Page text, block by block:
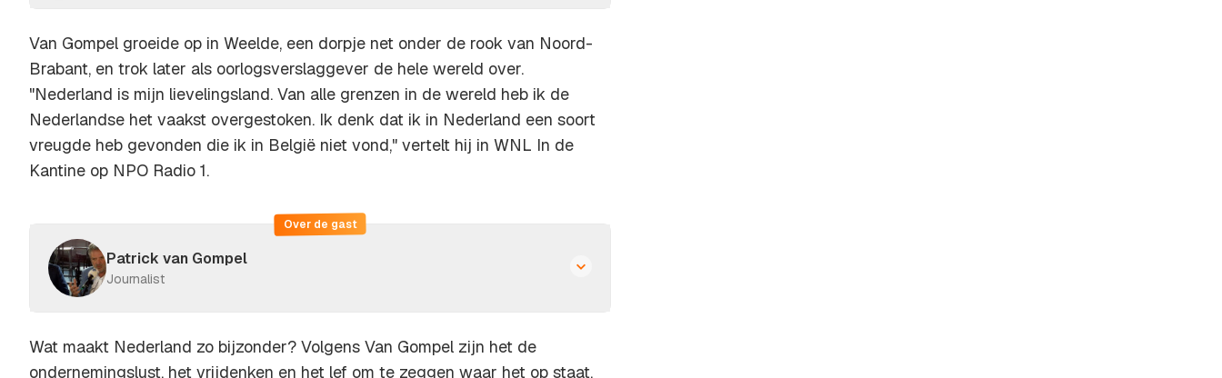
Van Gompel groeide op in Weelde, een dorpje net onder de rook van Noord-
Brabant, en trok later als oorlogsverslaggever de hele wereld over.
"Nederland is mijn lievelingsland. Van alle grenzen in de wereld heb ik de
Nederlandse het vaakst overgestoken. Ik denk dat ik in Nederland een soort
vreugde heb gevonden die ik in België niet vond," vertelt hij in WNL In de
Kantine op NPO Radio 1.
Over de gast
Patrick van Gompel
Journalist
Wat maakt Nederland zo bijzonder? Volgens Van Gompel zijn het de
ondernemingslust, het vrijdenken en het lef om te zeggen waar het op staat.